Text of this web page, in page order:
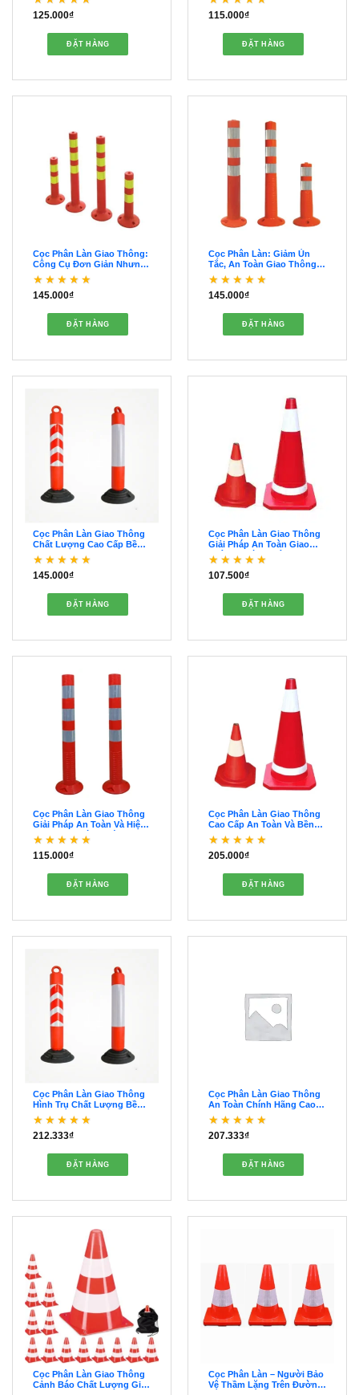
Được xếp hạng
125.000₫
ĐẶT HÀNG
Được xếp hạng
115.000₫
ĐẶT HÀNG
Cọc Phân Làn Giao Thông:
Công Cụ Đơn Giản Nhưng
Thiết Yếu – OCPL00033
Được xếp hạng
145.000₫
ĐẶT HÀNG
Cọc Phân Làn: Giảm Ùn
Tắc, An Toàn Giao Thông –
OCPL00032
Được xếp hạng
145.000₫
ĐẶT HÀNG
Cọc Phân Làn Giao Thông
Chất Lượng Cao Cấp Bền
Bỉ – OCPL00031
Được xếp hạng
145.000₫
ĐẶT HÀNG
Cọc Phân Làn Giao Thông
Giải Pháp An Toàn Giao
Thông Đường Bộ –
OCPL00029
Được xếp hạng
107.500₫
ĐẶT HÀNG
Cọc Phân Làn Giao Thông
Giải Pháp An Toàn Và Hiệu
Quả Cho Đường Xá –
OCPL00028
Được xếp hạng
115.000₫
ĐẶT HÀNG
Cọc Phân Làn Giao Thông
Cao Cấp An Toàn Và Bền
Vững – OCPL00027
Được xếp hạng
205.000₫
ĐẶT HÀNG
Cọc Phân Làn Giao Thông
Hình Trụ Chất Lượng Bền
Bỉ – OPCL00026
Được xếp hạng
212.333₫
ĐẶT HÀNG
Cọc Phân Làn Giao Thông
An Toàn Chính Hãng Cao
Cấp- OPCL00025
Được xếp hạng
207.333₫
ĐẶT HÀNG
Cọc Phân Làn Giao Thông
Cảnh Báo Chất Lượng Giá
Cọc Phân Làn – Người Bảo
Vệ Thầm Lặng Trên Đường